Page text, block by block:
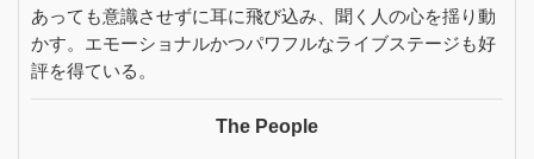
あっても意識させずに耳に飛び込み、聞く人の心を揺り動
かす。エモーショナルかつパワフルなライブステージも好
評を得ている。
The People